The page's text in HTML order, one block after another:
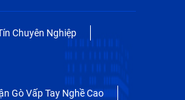
Chuyên Nghiệp
Gò Vấp Tay Nghề Cao